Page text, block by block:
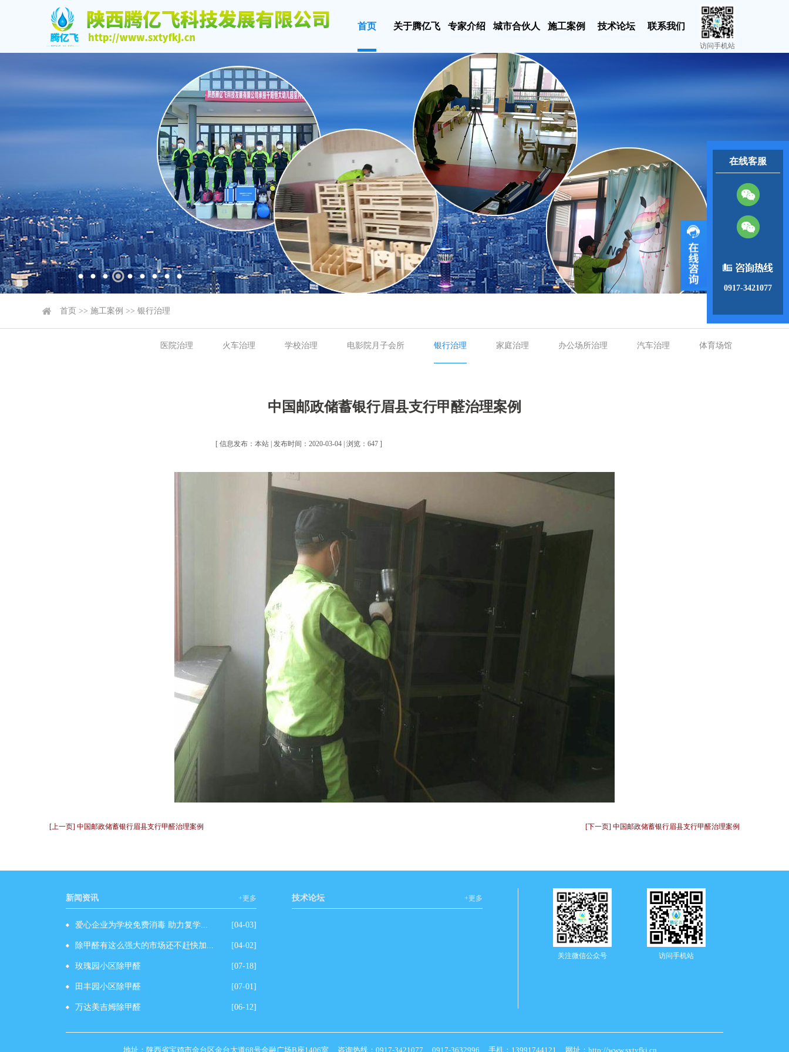
首页 关于腾亿飞 专家介绍 城市合伙人 施工案例 技术论坛 联系我们
访问手机站
首页 >> 施工案例 >> 银行治理
医院治理 火车治理 学校治理 电影院月子会所 银行治理 家庭治理 办公场所治理 汽车治理 体育场馆
中国邮政储蓄银行眉县支行甲醛治理案例
[ 信息发布：本站 | 发布时间：2020-03-04 | 浏览：647 ]
[上一页] 中国邮政储蓄银行眉县支行甲醛治理案例 [下一页] 中国邮政储蓄银行眉县支行甲醛治理案例
新闻资讯 +更多
爱心企业为学校免费消毒 助力复学... [04-03]
除甲醛有这么强大的市场还不赶快加... [04-02]
玫瑰园小区除甲醛 [07-18]
田丰园小区除甲醛 [07-01]
万达美吉姆除甲醛 [06-12]
技术论坛 +更多
关注微信公众号 访问手机站
地址 ： 陕西省宝鸡市金台区金台大道68号金融广场B座1406室 咨询热线：0917-3421077 0917-3632996 手机：13991744121 网址：http://www.sxtyfkj.cn
在线客服
0917-3421077